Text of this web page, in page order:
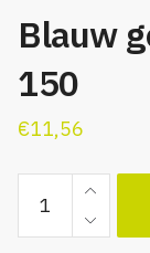
Blauw
150
€11,56
gegloeide
pijpring